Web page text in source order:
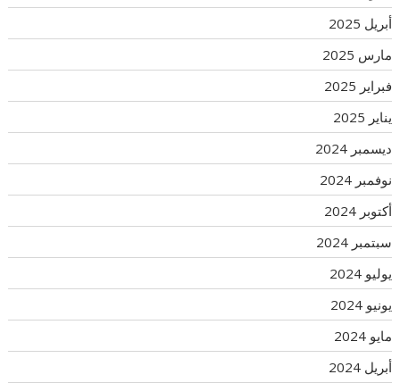
أبريل 2025
مارس 2025
فبراير 2025
يناير 2025
ديسمبر 2024
نوفمبر 2024
أكتوبر 2024
سبتمبر 2024
يوليو 2024
يونيو 2024
مايو 2024
أبريل 2024